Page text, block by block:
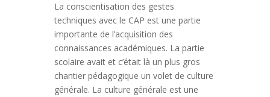
La conscientisation des gestes
techniques avec le CAP est une partie
importante de l’acquisition des
connaissances académiques. La partie
scolaire avait et c’était là un plus gros
chantier pédagogique un volet de culture
générale. La culture générale est une